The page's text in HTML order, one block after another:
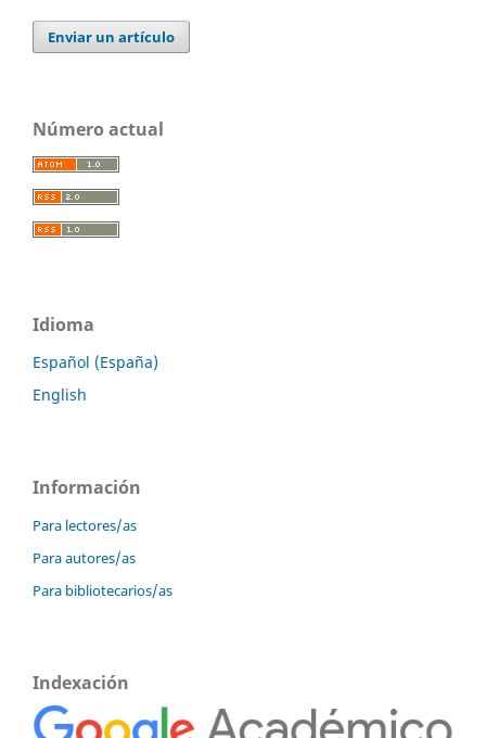
Enviar un artículo
Número actual
Idioma
Español (España)
English
Información
Para lectores/as
Para autores/as
Para bibliotecarios/as
Indexación